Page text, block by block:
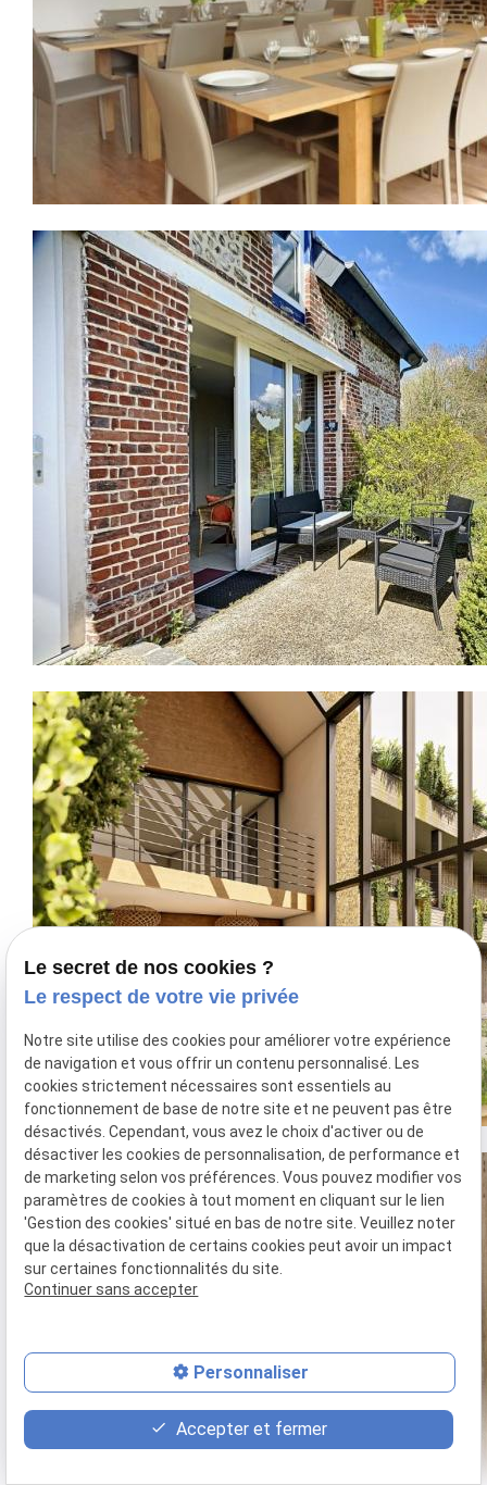
place
Plan d'accès
contact_page
Contact
phone
02.35.96.98.50
Le secret de nos cookies ?
Le respect de votre vie privée
Notre site utilise des cookies pour améliorer votre expérience
de navigation et vous offrir un contenu personnalisé. Les
cookies strictement nécessaires sont essentiels au
fonctionnement de base de notre site et ne peuvent pas être
désactivés. Cependant, vous avez le choix d'activer ou de
désactiver les cookies de personnalisation, de performance et
de marketing selon vos préférences. Vous pouvez modifier vos
paramètres de cookies à tout moment en cliquant sur le lien
'Gestion des cookies' situé en bas de notre site. Veuillez noter
que la désactivation de certains cookies peut avoir un impact
sur certaines fonctionnalités du site.
Continuer sans accepter
Personnaliser
Accepter et fermer